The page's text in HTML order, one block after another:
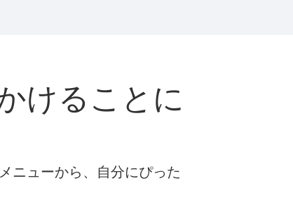
けることに
ニューから、自分にぴった